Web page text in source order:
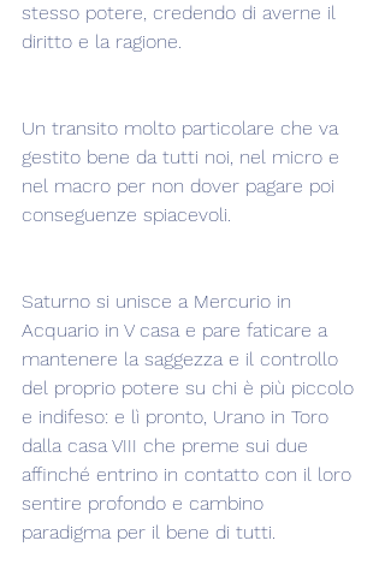
stesso potere, credendo di averne il
diritto e la ragione.
Un transito molto particolare che va
gestito bene da tutti noi, nel micro e
nel macro per non dover pagare poi
conseguenze spiacevoli.
Saturno si unisce a Mercurio in
Acquario in V casa e pare faticare a
mantenere la saggezza e il controllo
del proprio potere su chi è più piccolo
e indifeso: e lì pronto, Urano in Toro
dalla casa VIII che preme sui due
affinché entrino in contatto con il loro
sentire profondo e cambino
paradigma per il bene di tutti.